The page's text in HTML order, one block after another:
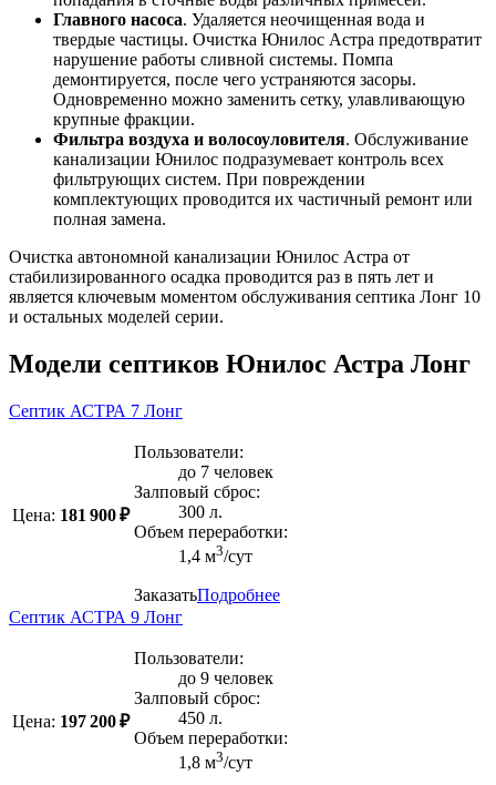
Главного насоса. Удаляется неочищенная вода и
твердые частицы. Очистка Юнилос Астра предотвратит
нарушение работы сливной системы. Помпа
демонтируется, после чего устраняются засоры.
Одновременно можно заменить сетку, улавливающую
крупные фракции.
Фильтра воздуха и волосоуловителя. Обслуживание
канализации Юнилос подразумевает контроль всех
фильтрующих систем. При повреждении
комплектующих проводится их частичный ремонт или
полная замена.
Очистка автономной канализации Юнилос Астра от
стабилизированного осадка проводится раз в пять лет и
является ключевым моментом обслуживания септика Лонг 10
и остальных моделей серии.
Модели септиков Юнилос Астра Лонг
Септик АСТРА 7 Лонг
Цена: 181 900 ₽
Пользователи:
до 7 человек
Залповый сброс:
300 л.
Объем переработки:
1,4 м3/сут
ЗаказатьПодробнее
Септик АСТРА 9 Лонг
Цена: 197 200 ₽
Пользователи:
до 9 человек
Залповый сброс:
450 л.
Объем переработки:
1,8 м3/сут